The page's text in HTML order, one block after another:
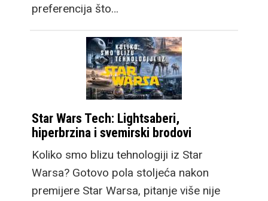
preferencija što…
Star Wars Tech: Lightsaberi,
hiperbrzina i svemirski brodovi
Koliko smo blizu tehnologiji iz Star
Warsa? Gotovo pola stoljeća nakon
premijere Star Warsa, pitanje više nije